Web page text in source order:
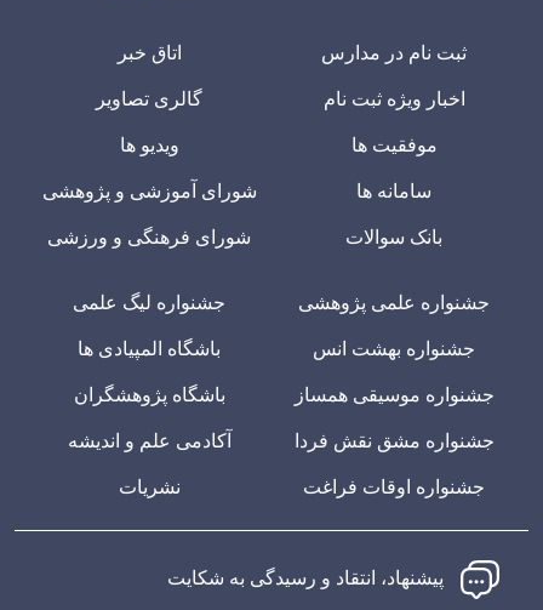
ثبت نام در مدارس
اخبار ویژه ثبت نام
موفقیت ها
سامانه ها
بانک سوالات
اتاق خبر
گالری تصاویر
ویدیو ها
شورای آموزشی و پژوهشی
شورای فرهنگی و ورزشی
جشنواره علمی پژوهشی
جشنواره بهشت انس
جشنواره موسیقی همساز
جشنواره مشق نقش فردا
جشنواره اوقات فراغت
جشنواره لیگ علمی
باشگاه المپیادی ها
باشگاه پژوهشگران
آکادمی علم و اندیشه
نشریات
پیشنهاد، انتقاد و رسیدگی به شکایت